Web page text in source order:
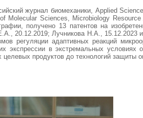
журнал биомеханики, Applied
Molecular Sciences, Microbiology
получено 13 патентов на
20.12.2019; Лучникова Н.А., 15.12.2023
регуляции адаптивных реакций
экспрессии в экстремальных условиях
целевых продуктов до технологий